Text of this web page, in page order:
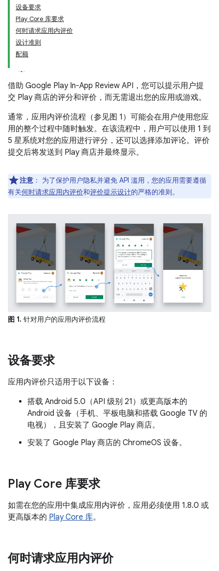
设备要求
Play Core 库要求
何时请求应用内评价
设计准则
配额
借助 Google Play In-App Review API，您可以提示用户提
交 Play 商店的评分和评价，而无需退出您的应用或游戏。
通常，应用内评价流程（参见图 1）可能会在用户使用您应
用的整个过程中随时触发。在该流程中，用户可以使用 1 到
5 星系统对您的应用进行评分，还可以选择添加评论。评价
提交后将发送到 Play 商店并最终显示。
注意 ：
为了保护用户隐私并避免 API 滥用，您的应用需要遵循
有关何时请求应用内评价和评价提示设计的严格的准则。
图 1. 针对用户的应用内评价流程
设备要求
应用内评价只适用于以下设备：
搭载 Android 5.0（API 级别 21）或更高版本的
Android 设备（手机、平板电脑和搭载 Google TV 的
电视），且安装了 Google Play 商店。
安装了 Google Play 商店的 ChromeOS 设备。
Play Core 库要求
如需在您的应用中集成应用内评价，应用必须使用 1.8.0 或
更高版本的 Play Core 库。
何时请求应用内评价